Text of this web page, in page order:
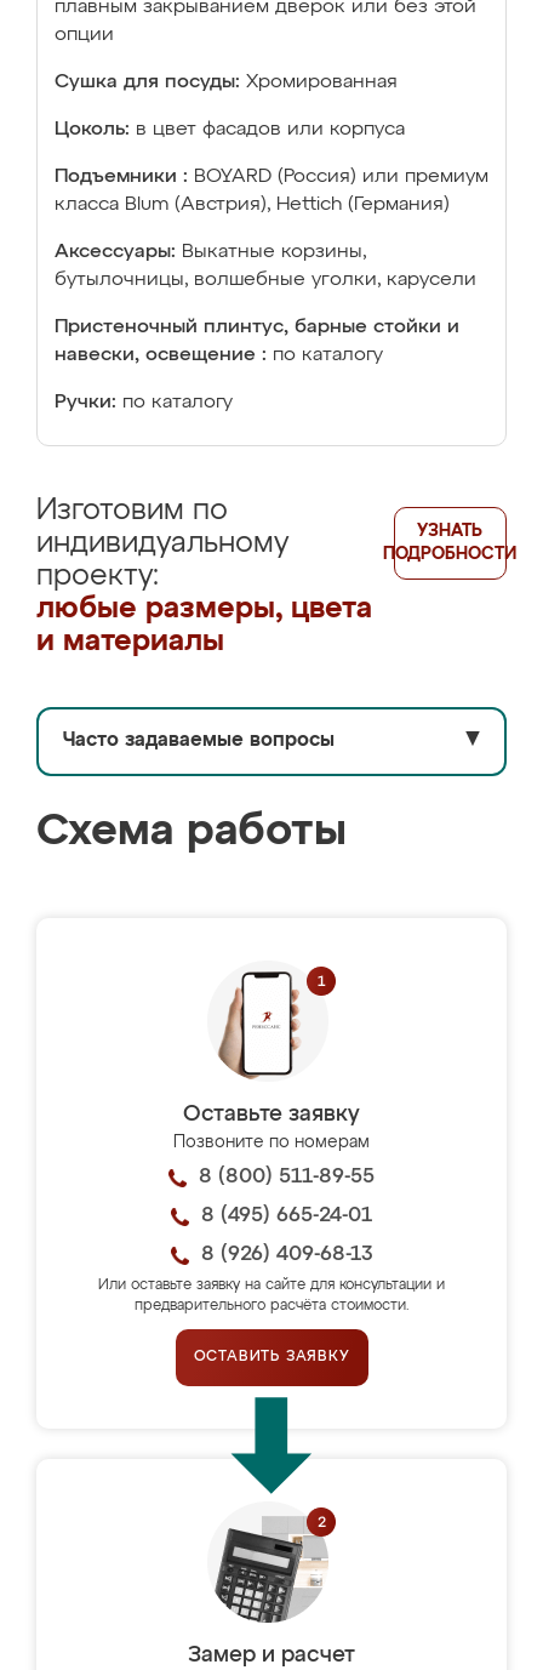
плавным закрыванием дверок или без этой
опции
Сушка для посуды: Хромированная
Цоколь: в цвет фасадов или корпуса
Подъемники : BOYARD (Россия) или премиум
класса Blum (Австрия), Hettich (Германия)
Аксессуары: Выкатные корзины,
бутылочницы, волшебные уголки, карусели
Пристеночный плинтус, барные стойки и
навески, освещение : по каталогу
Ручки: по каталогу
Изготовим по
индивидуальному
проекту:
любые размеры, цвета
и материалы
УЗНАТЬ
ПОДРОБНОСТИ
Часто задаваемые вопросы ▼
Схема работы
Оставьте заявку
Позвоните по номерам
8 (800) 511-89-55
8 (495) 665-24-01
8 (926) 409-68-13
Или оставьте заявку на сайте для консультации и
предварительного расчёта стоимости.
ОСТАВИТЬ ЗАЯВКУ
Замер и расчет